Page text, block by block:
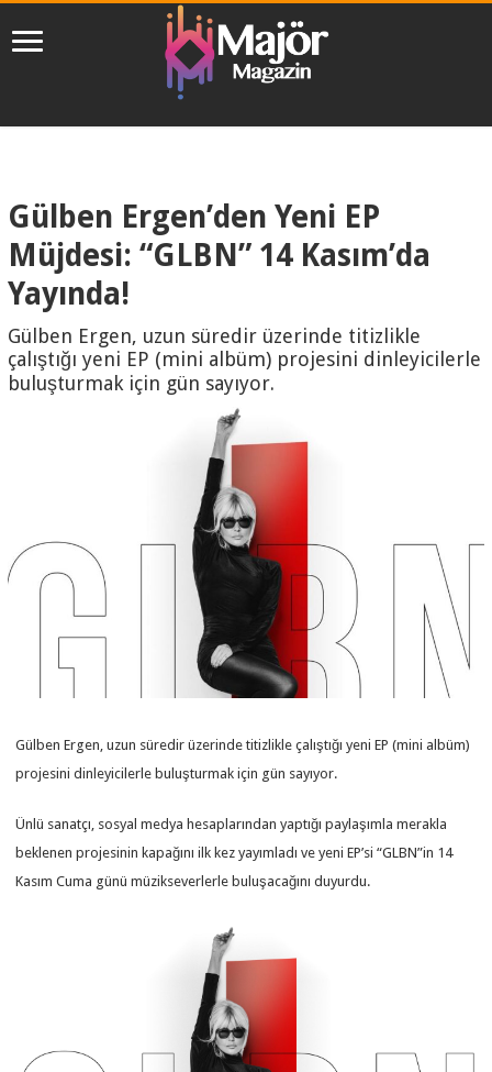
Gülben Ergen’den Yeni EP
Müjdesi: “GLBN” 14 Kasım’da
Yayında!
Gülben Ergen, uzun süredir üzerinde titizlikle
çalıştığı yeni EP (mini albüm) projesini dinleyicilerle
buluşturmak için gün sayıyor.
Gülben Ergen, uzun süredir üzerinde titizlikle çalıştığı yeni EP (mini albüm)
projesini dinleyicilerle buluşturmak için gün sayıyor.
Ünlü sanatçı, sosyal medya hesaplarından yaptığı paylaşımla merakla
beklenen projesinin kapağını ilk kez yayımladı ve yeni EP’si “GLBN”in 14
Kasım Cuma günü müzikseverlerle buluşacağını duyurdu.